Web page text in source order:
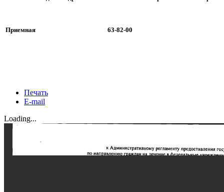
Приемная 63-82-00
Печать
E-mail
Loading...